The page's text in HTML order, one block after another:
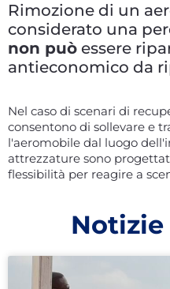
Rimozione di un
considerato una
non può essere
antieconomico da
Nel caso di scenari di
consentono di sollevare e
l'aeromobile dal luogo
attrezzature sono
flessibilità per reagire a
Notizie